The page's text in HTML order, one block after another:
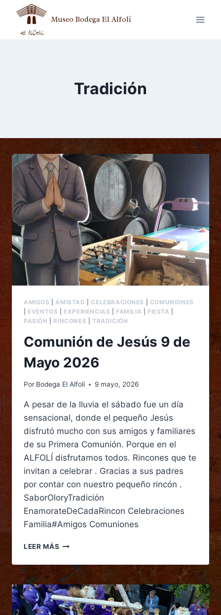
Museo Bodega El Alfolí
Tradición
AMIGOS AMISTAD CELEBRACIONES
COMUNIONES
EVENTOS EXPERIENCIAS FAMILIA FIESTA
PASIÓN
RINCONES TRADICIÓN
Comunión de Jesús 9 de
Mayo 2026
Por Bodega El Alfolí 9 mayo, 2026
A pesar de la lluvia el sábado fue un día
sensacional, donde el pequeño Jesús
disfrutó mucho con sus amigos y familiares
de su Primera Comunión. Porque en el
ALFOLÍ disfrutamos todos. Rincones que te
invitan a celebrar . Gracias a sus padres
por contar con nuestro pequeño rincón .
SaborOloryTradición
EnamorateDeCadaRincon Celebraciones
Familia#Amigos Comuniones
LEER MÁS